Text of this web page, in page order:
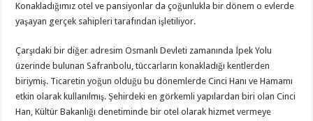
Konakladığımız otel ve pansiyonlar da çoğunlukla bir dönem o evlerde
yaşayan gerçek sahipleri tarafından işletiliyor.
Çarşıdaki bir diğer adresim Osmanlı Devleti zamanında İpek Yolu
üzerinde bulunan Safranbolu, tüccarların konakladığı kentlerden
biriymiş. Ticaretin yoğun olduğu bu dönemlerde Cinci Hanı ve Hamamı
etkin olarak kullanılmış. Şehirdeki en görkemli yapılardan biri olan Cinci
Han, Kültür Bakanlığı denetiminde bir otel olarak hizmet vermeye